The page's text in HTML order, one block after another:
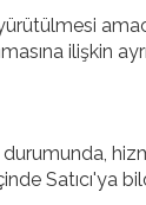
ilişkin
durumunda,
Satıcı'ya